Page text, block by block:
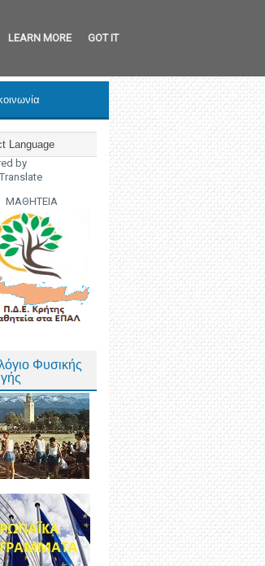
by
Translate
ΜΑΘΗΤΕΙΑ
Φυσικής
LEARN MORE GOT IT